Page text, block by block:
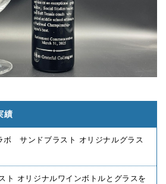
績
ボ サンドブラスト オリジナルグラス
オリジナルワインボトルとグラスを